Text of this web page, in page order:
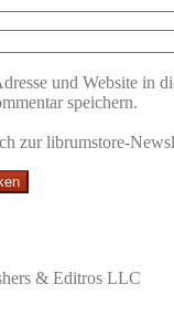
und Website in
speichern.
zur librumstore-
& Editros LLC